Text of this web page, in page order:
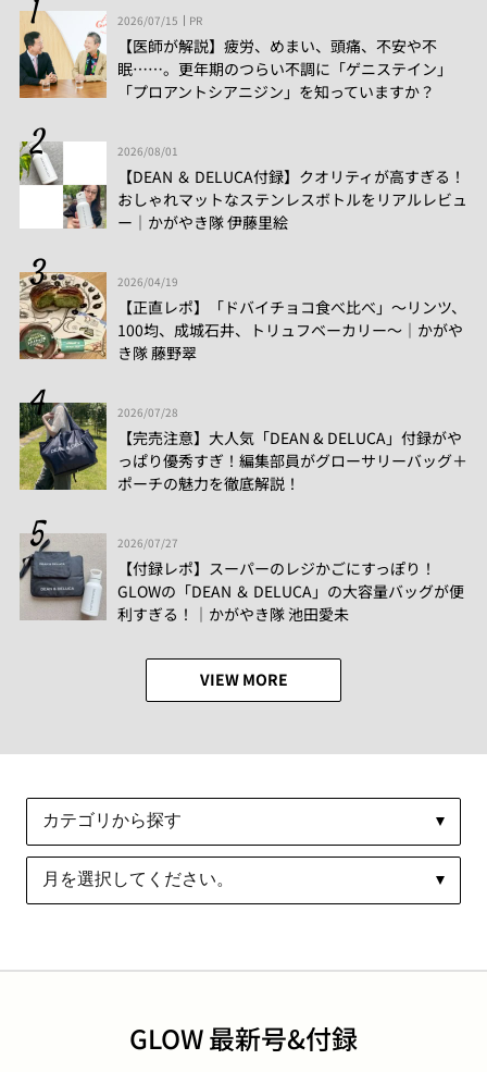
2026/07/15 PR
【医師が解説】疲労、めまい、頭痛、不安や不
眠……。更年期のつらい不調に「ゲニステイン」
「プロアントシアニジン」を知っていますか？
2026/08/01
【DEAN ＆ DELUCA付録】クオリティが高すぎる！
おしゃれマットなステンレスボトルをリアルレビュ
ー│かがやき隊 伊藤里絵
2026/04/19
【正直レポ】「ドバイチョコ食べ比べ」～リンツ、
100均、成城石井、トリュフベーカリー～｜かがや
き隊 藤野翠
2026/07/28
【完売注意】大人気「DEAN & DELUCA」付録がや
っぱり優秀すぎ！編集部員がグローサリーバッグ＋
ポーチの魅力を徹底解説！
2026/07/27
【付録レポ】スーパーのレジかごにすっぽり！
GLOWの「DEAN ＆ DELUCA」の大容量バッグが便
利すぎる！│かがやき隊 池田愛未
VIEW MORE
GLOW 最新号&付録